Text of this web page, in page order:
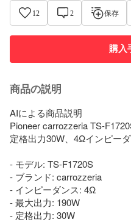
12 2 保存
購入
商品の説明
AIによる商品説明
Pioneer carrozzeria TS-
定格出力30W、4Ωインピーダ
- モデル: TS-F1720S
- ブランド: carrozzeria
- インピーダンス: 4Ω
- 最大出力: 190W
- 定格出力: 30W